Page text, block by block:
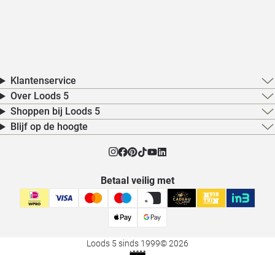
Klantenservice
Over Loods 5
Shoppen bij Loods 5
Blijf op de hoogte
Betaal veilig met
Loods 5 sinds 1999© 2026